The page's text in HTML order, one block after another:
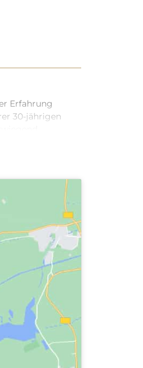
Erfahrung
30-jährigen
und